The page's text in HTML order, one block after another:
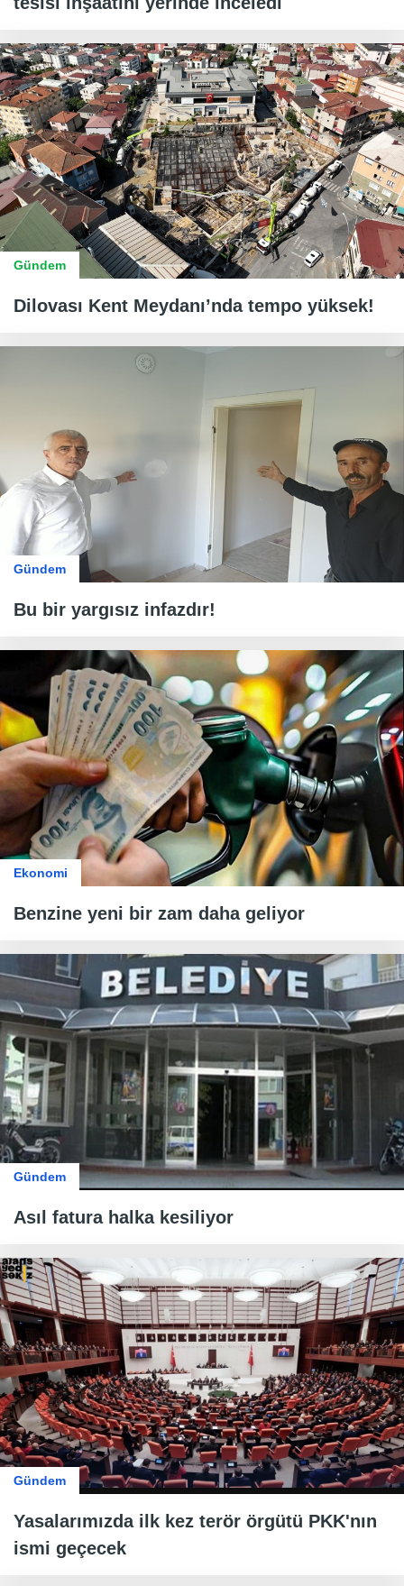
Gündem
Dilovası Kent Meydanı’nda tempo yüksek!
Gündem
Bu bir yargısız infazdır!
Ekonomi
Benzine yeni bir zam daha geliyor
Gündem
Asıl fatura halka kesiliyor
Gündem
Yasalarımızda ilk kez terör örgütü PKK'nın
ismi geçecek